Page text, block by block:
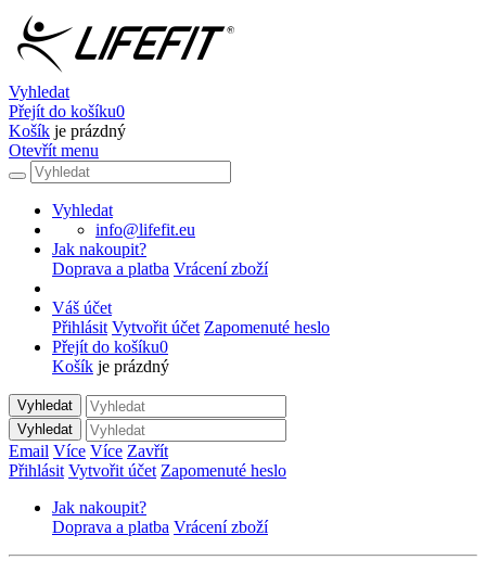
Vyhledat
Přejít do košíku0
Košík je prázdný
Otevřít menu
Vyhledat
info@lifefit.eu
Jak nakoupit?
Doprava a platba Vrácení zboží
Váš účet
Přihlásit Vytvořit účet Zapomenuté heslo
Přejít do košíku0
Košík je prázdný
Vyhledat
Vyhledat
Email Více Více Zavřít
Přihlásit Vytvořit účet Zapomenuté heslo
Jak nakoupit?
Doprava a platba Vrácení zboží